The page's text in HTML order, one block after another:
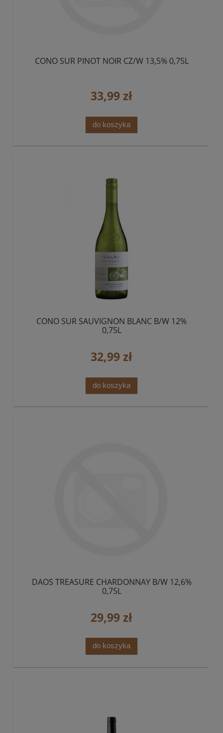
CONO SUR PINOT NOIR CZ/W 13,5% 0,75L
33,99 zł
do koszyka
CONO SUR SAUVIGNON BLANC B/W 12%
0,75L
32,99 zł
do koszyka
DAOS TREASURE CHARDONNAY B/W 12,6%
0,75L
29,99 zł
do koszyka